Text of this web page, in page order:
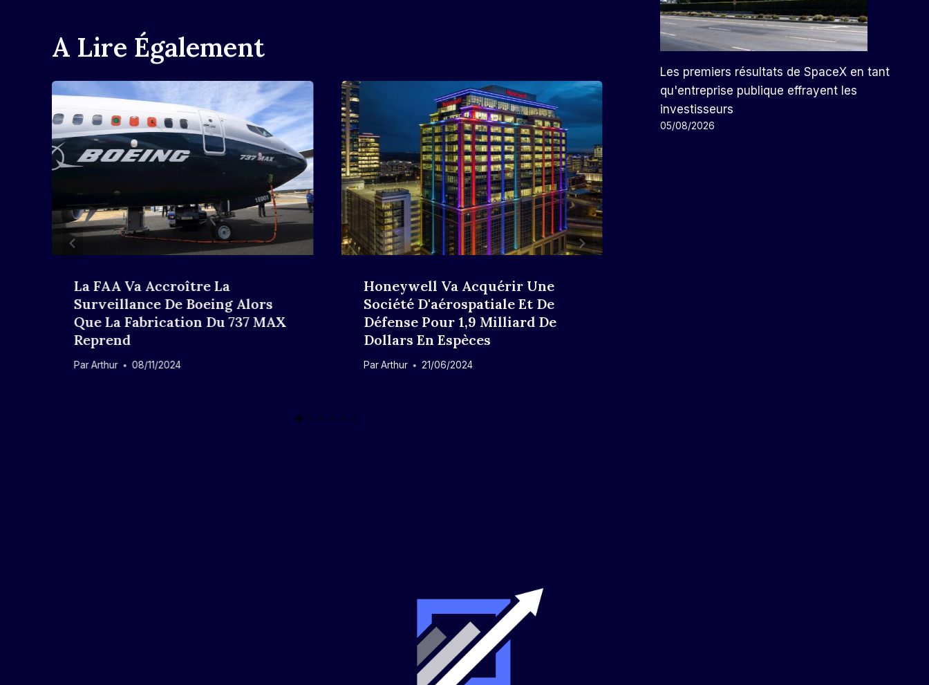
A Lire Également
La FAA Va Accroître La
Surveillance De Boeing Alors
Que La Fabrication Du 737 MAX
Reprend
ParArthur 08/11/2024
Honeywell Va Acquérir Une
Société D'aérospatiale Et De
Défense Pour 1,9 Milliard De
Dollars En Espèces
Par Arthur 21/06/2024
Les premiers résultats de SpaceX en tant
qu'entreprise publique effrayent les
investisseurs
05/08/2026